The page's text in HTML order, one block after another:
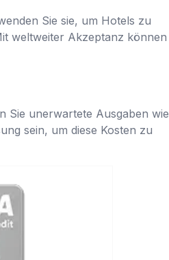
Sie sie, um Hotels zu
weltweiter Akzeptanz können
Sie unerwartete Ausgaben wie
sein, um diese Kosten zu